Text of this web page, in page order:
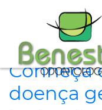
A
Clínica
Conheça
doença